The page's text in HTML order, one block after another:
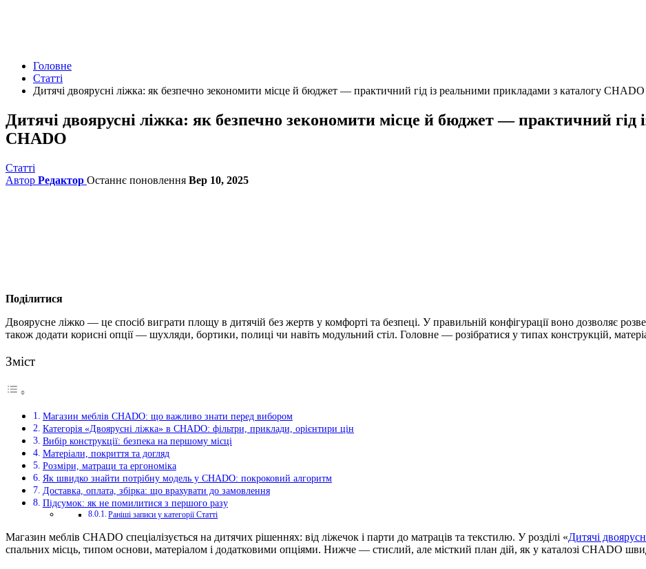
Головне
Статті
Дитячі двоярусні ліжка: як безпечно зекономити місце й бюджет — практичний гід із реальними прикладами з каталогу CHADO
Дитячі двоярусні ліжка: як безпечно зекономити місце й бюджет — практичний гід
CHADO
Статті
Автор Редактор Останнє поновлення Вер 10, 2025
Поділитися
Двоярусне ліжко — це спосіб виграти площу в дитячій без жертв у комфорті та безпеці. У правильній конфігурації воно дозволяє
також додати корисні опції — шухляди, бортики, полиці чи навіть модульний стіл. Головне — розібратися у типах конструкцій,
Зміст
Магазин меблів CHADO: що важливо знати перед вибором
Категорія «Двоярусні ліжка» в CHADO: фільтри, приклади, орієнтири цін
Вибір конструкції: безпека на першому місці
Матеріали, покриття та догляд
Розміри, матраци та ергономіка
Як швидко знайти потрібну модель у CHADO: покроковий алгоритм
Доставка, оплата, збірка: що врахувати до замовлення
Підсумок: як не помилитися з першого разу
Раніші записи у категорії Статті
Магазин меблів CHADO спеціалізується на дитячих рішеннях: від ліжечок і парти до матраців та текстилю. У розділі «Дитячі
спальних місць, типом основи, матеріалом і додатковими опціями. Нижче — стислий, але місткий план дій, як у каталозі CHADO